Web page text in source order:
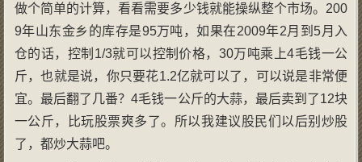
做个简单的计算，看看需要多少钱就能操纵整个市场。200
9年山东金乡的库存是95万吨，如果在2009年2月到5月入
仓的话，控制1/3就可以控制价格，30万吨乘上4毛钱一公
斤，也就是说，你只要花1.2亿就可以了，可以说是非常便
宜。最后翻了几番？4毛钱一公斤的大蒜，最后卖到了12块
一公斤，比玩股票爽多了。所以我建议股民们以后别炒股
了，都炒大蒜吧。